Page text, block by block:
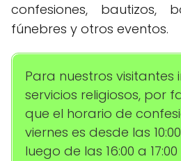
confesiones, bautizos,
fúnebres y otros eventos.
Para nuestros visitantes
servicios religiosos, por
que el horario de
viernes es desde las
luego de las 16:00 a